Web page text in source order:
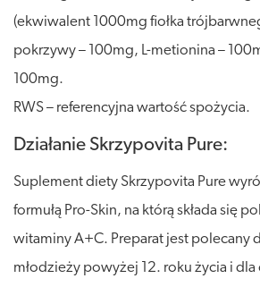
(ekwiwalent 1000mg fiołka
pokrzywy – 100mg, L-metionina –
100mg.
RWS – referencyjna wartość spożycia.
Działanie Skrzypovita Pure:
Suplement diety Skrzypovita Pure
formułą Pro-Skin, na którą składa się
witaminy A+C. Preparat jest polecany
młodzieży powyżej 12. roku życia i dla